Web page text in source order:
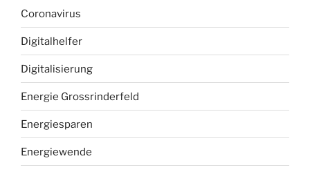
Coronavirus
Digitalhelfer
Digitalisierung
Energie Grossrinderfeld
Energiesparen
Energiewende